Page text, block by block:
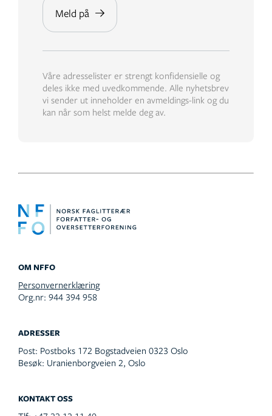
OM NFFO
Personvernerklæring
Org.nr: 944 394 958
ADRESSER
Post: Postboks 172 Bogstadveien 0323 Oslo
Besøk: Uranienborgveien 2, Oslo
KONTAKT OSS
Våre adresselister er strengt konfidensielle og
deles ikke med uvedkommende. Alle nyhetsbrev
vi sender ut inneholder en avmeldings-link og du
kan når som helst melde deg av.